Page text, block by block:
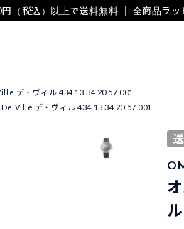
（税込）以上で送料無料 ｜ 全商品ラッ
デ・ヴィル 434.13.34.20.57.001
Ville デ・ヴィル 434.13.34.20.57.001